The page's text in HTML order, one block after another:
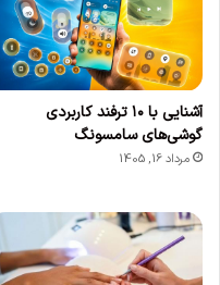
آشنایی با ۱۰ ترفند کاربردی
گوشی‌های سامسونگ
مرداد 16, 1405